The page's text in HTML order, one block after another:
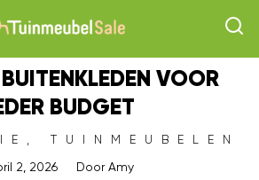
VOOR
BUDGET
TUINMEUBELEN
2, 2026
DoorAmy